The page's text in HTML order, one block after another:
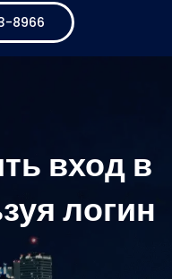
8966
вход в
логин